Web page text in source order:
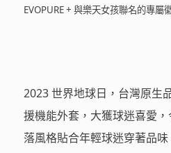
EVOPURE + 與樂天女孩聯名的專屬
2023 世界地球日，台灣原生
援機能外套，大獲球迷喜愛
落風格貼合年輕球迷穿著品